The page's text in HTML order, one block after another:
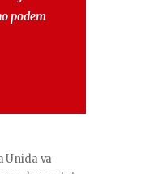
podem
Unida va